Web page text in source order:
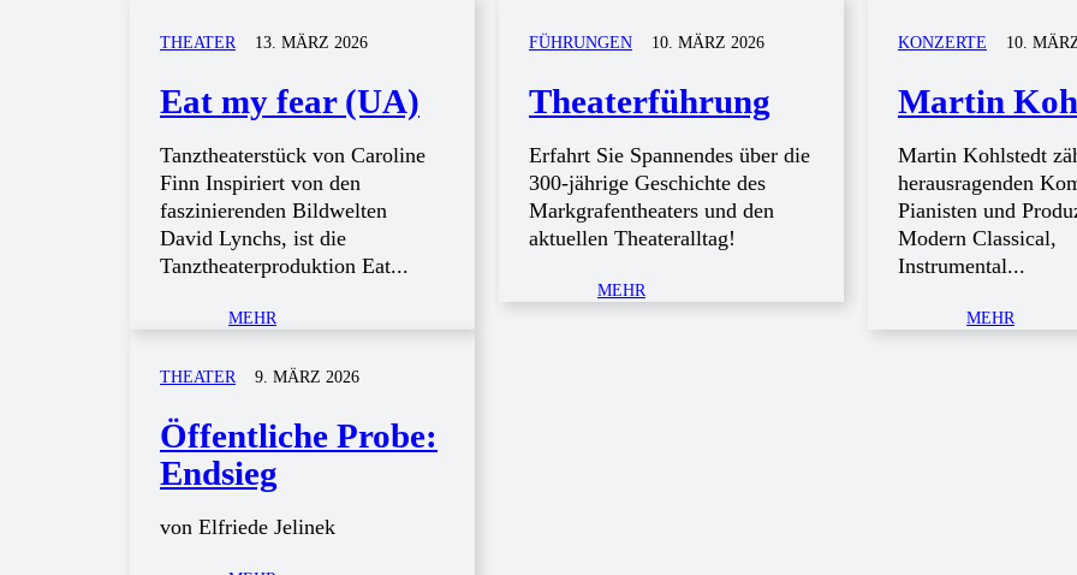
THEATER 13. MÄRZ 2026
Eat my fear (UA)
Tanztheaterstück von Caroline
Finn Inspiriert von den
faszinierenden Bildwelten
David Lynchs, ist die
Tanztheaterproduktion Eat...
MEHR
FÜHRUNGEN 10. MÄRZ 2026
Theater­­führung
Erfahrt Sie Spannendes über die
300-jährige Geschichte des
Markgrafentheaters und den
aktuellen Theateralltag!
MEHR
KONZERTE 10.
Martin
Martin Kohlstedt
herausragenden
Pianisten und
Modern Classical,
Instrumental...
MEHR
THEATER 9. MÄRZ 2026
Öffentliche Probe:
Endsieg
von Elfriede Jelinek